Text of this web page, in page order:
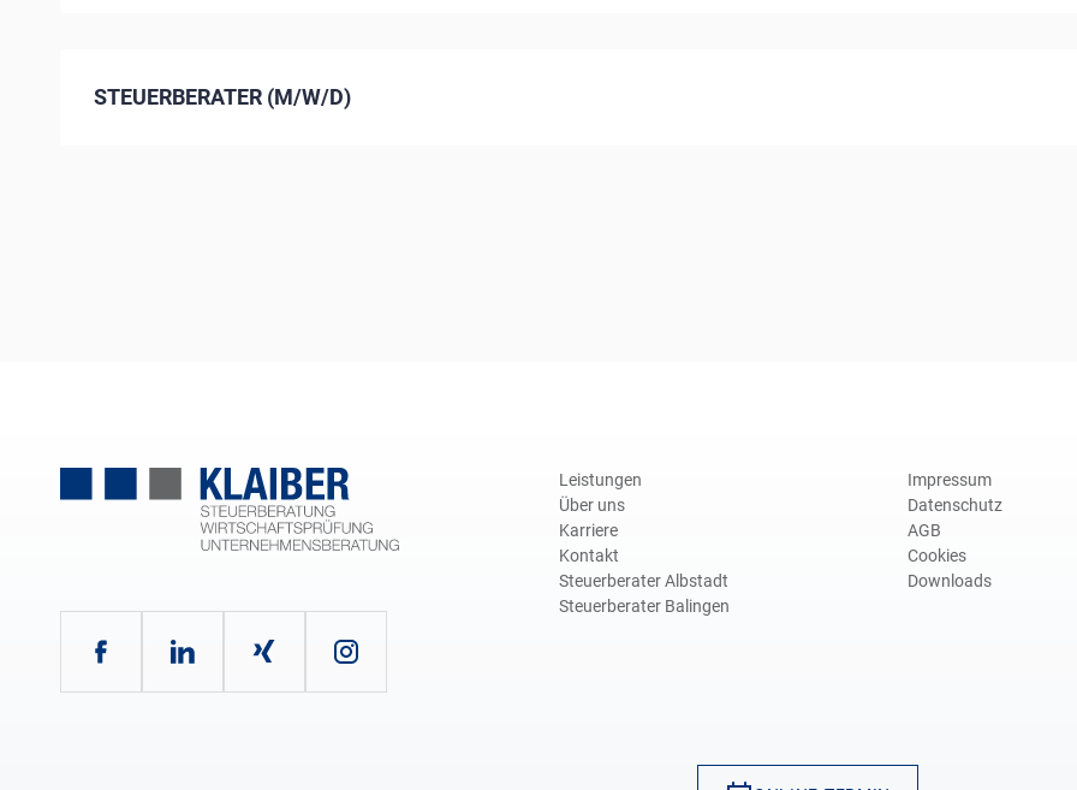
STEUERBERATER (M/W/D)
Leistungen
Über uns
Karriere
Kontakt
Steuerberater Albstadt
Steuerberater Balingen
Impressum
Datenschutz
AGB
Cookies
Downloads